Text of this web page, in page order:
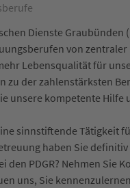
Dienste
von
Lebensqualität für
zu der zahlenstärksten
unsere kompetente
sinnstiftende Tätigkeit
haben Sie
den PDGR? Nehmen Sie
uns, Sie